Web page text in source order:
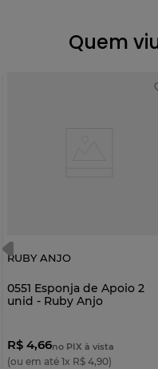
Quem
RUBY ANJO
0551 Esponja de Apoio 2
unid - Ruby Anjo
R$ 4,66no PIX à vista
(ou em até 1x R$ 4,90)